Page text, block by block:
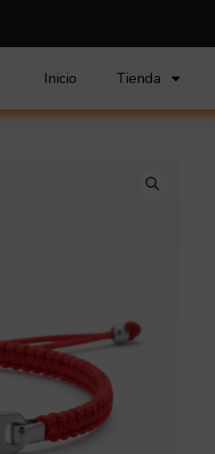
Inicio Tienda